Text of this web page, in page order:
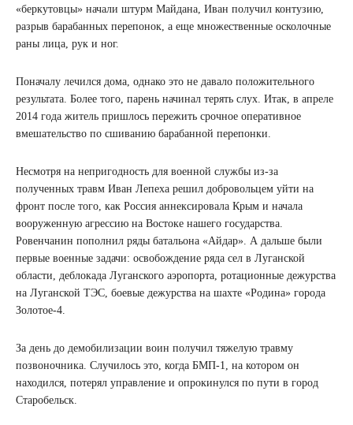
«беркутовцы» начали штурм Майдана, Иван получил контузию,
разрыв барабанных перепонок, а еще множественные осколочные
раны лица, рук и ног.
Поначалу лечился дома, однако это не давало положительного
результата. Более того, парень начинал терять слух. Итак, в апреле
2014 года житель пришлось пережить срочное оперативное
вмешательство по сшиванию барабанной перепонки.
Несмотря на непригодность для военной службы из-за
полученных травм Иван Лепеха решил добровольцем уйти на
фронт после того, как Россия аннексировала Крым и начала
вооруженную агрессию на Востоке нашего государства.
Ровенчанин пополнил ряды батальона «Айдар». А дальше были
первые военные задачи: освобождение ряда сел в Луганской
области, деблокада Луганского аэропорта, ротационные дежурства
на Луганской ТЭС, боевые дежурства на шахте «Родина» города
Золотое-4.
За день до демобилизации воин получил тяжелую травму
позвоночника. Случилось это, когда БМП-1, на котором он
находился, потерял управление и опрокинулся по пути в город
Старобельск.